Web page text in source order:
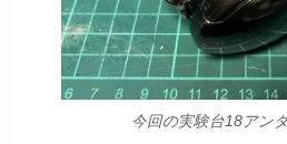
今回の実験台18アン